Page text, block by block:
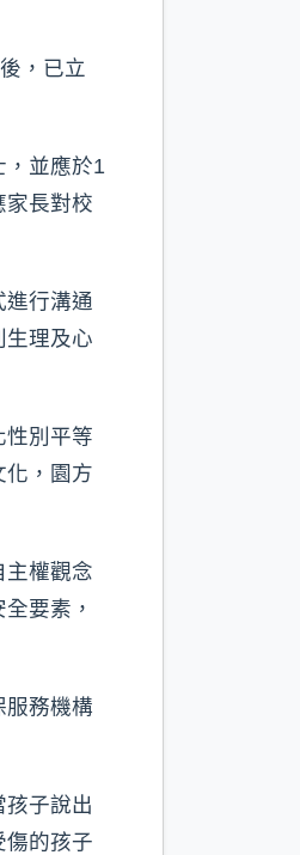
，已立
，並應於1
家長對校
行溝通
生理及心
性別平等
化，園方
主權觀念
要素，
服務機構
子說出
傷的孩子